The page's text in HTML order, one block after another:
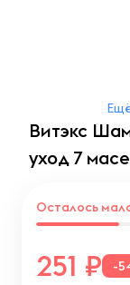
Витэкс
уход 7
251 -
Осталось